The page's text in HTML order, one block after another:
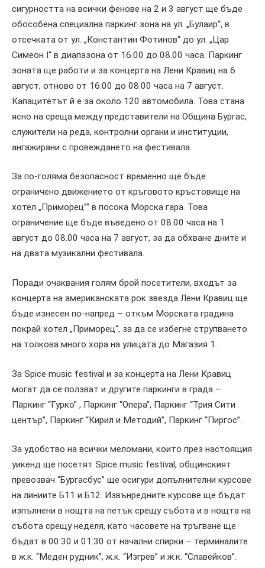
сигурността на всички фенове на 2 и 3 август ще бъде
обособена специална паркинг зона на ул. „Булаир“, в
отсечката от ул. „Константин Фотинов“ до ул. „Цар
Симеон I“ в диапазона от 16.00 до 08.00 часа. Паркинг
зоната ще работи и за концерта на Лени Кравиц на 6
август, отново от 16.00 до 08.00 часа на 7 август.
Капацитетът й е за около 120 автомобила. Това стана
ясно на среща между представители на Община Бургас,
служители на реда, контролни органи и институции,
ангажирани с провеждането на фестивала.
За по-голяма безопасност временно ще бъде
ограничено движението от кръговото кръстовище на
хотел „Приморец”“ в посока Морска гара. Това
ограничение ще бъде въведено от 08.00 часа на 1
август до 08.00 часа на 7 август, за да обхване дните и
на двата музикални фестивала.
Поради очаквания голям брой посетители, входът за
концерта на американската рок звезда Лени Кравиц ще
бъде изнесен по-напред – откъм Морската градина
покрай хотел „Приморец“, за да се избегне струпването
на толкова много хора на улицата до Магазия 1.
За Spice music festival и за концерта на Лени Кравиц
могат да се ползват и другите паркинги в града –
Паркинг “Гурко” , Паркинг “Опера”, Паркинг “Трия Сити
център”, Паркинг “Кирил и Методий”, Паркинг “Пиргос”.
За удобство на всички меломани, които през настоящия
уикенд ще посетят Spice music festival, общинският
превозвач “Бургасбус” ще осигури допълнителни курсове
на линиите Б11 и Б12. Извънредните курсове ще бъдат
изпълнени в нощта на петък срещу събота и в нощта на
събота срещу неделя, като часовете на тръгване ще
бъдат в 00:30 и 01:30 от начални спирки – терминалите
в ж.к. “Меден рудник”, ж.к. “Изгрев” и ж.к. “Славейков”.